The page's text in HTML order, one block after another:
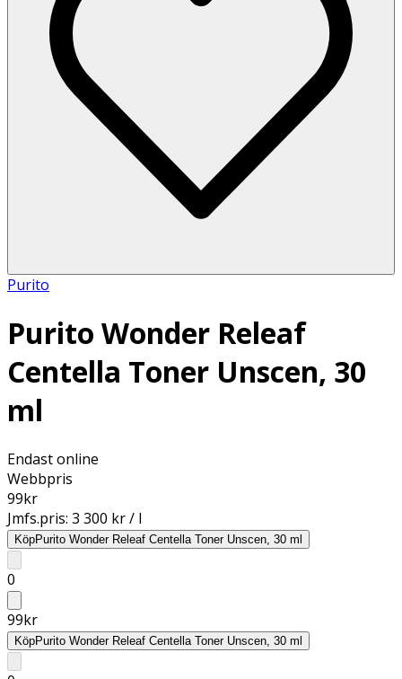
Purito
Purito Wonder Releaf
Centella Toner Unscen, 30
ml
Endast online
Webbpris
99kr
Jmfs.pris: 3 300 kr / l
KöpPurito Wonder Releaf Centella Toner Unscen, 30 ml
0
99kr
KöpPurito Wonder Releaf Centella Toner Unscen, 30 ml